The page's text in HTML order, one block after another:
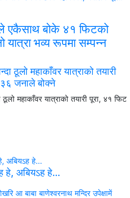
एकैसाथ बोके ४१ फिटको
भव्य रूपमा सम्पन्न
ठूलो महाकाँवर यात्राको तयारी
जनाले बोक्ने
हे, अबियऽह हे…